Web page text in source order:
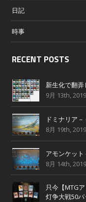
日記
時事
RECENT POSTS
新生化で翻弄
9月 13th, 2019
ドミナリア
8月 19th, 2019
アモンケッ
8月 14th, 2019
只今【MTG
灯争大戦50パ